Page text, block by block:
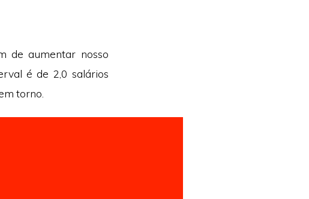
de aumentar nosso
é de 2,0 salários
torno.